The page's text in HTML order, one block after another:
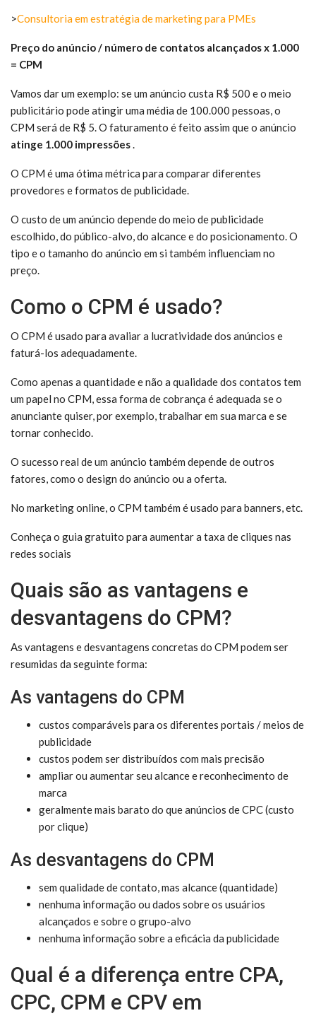
>Consultoria em estratégia de marketing para PMEs
Preço do anúncio / número de contatos alcançados x 1.000
= CPM
Vamos dar um exemplo: se um anúncio custa R$ 500 e o meio
publicitário pode atingir uma média de 100.000 pessoas, o
CPM será de R$ 5. O faturamento é feito assim que o anúncio
atinge 1.000 impressões.
O CPM é uma ótima métrica para comparar diferentes
provedores e formatos de publicidade.
O custo de um anúncio depende do meio de publicidade
escolhido, do público-alvo, do alcance e do posicionamento. O
tipo e o tamanho do anúncio em si também influenciam no
preço.
Como o CPM é usado?
O CPM é usado para avaliar a lucratividade dos anúncios e
faturá-los adequadamente.
Como apenas a quantidade e não a qualidade dos contatos tem
um papel no CPM, essa forma de cobrança é adequada se o
anunciante quiser, por exemplo, trabalhar em sua marca e se
tornar conhecido.
O sucesso real de um anúncio também depende de outros
fatores, como o design do anúncio ou a oferta.
No marketing online, o CPM também é usado para banners, etc.
Conheça o guia gratuito para aumentar a taxa de cliques nas
redes sociais
Quais são as vantagens e
desvantagens do CPM?
As vantagens e desvantagens concretas do CPM podem ser
resumidas da seguinte forma:
As vantagens do CPM
custos comparáveis ​​para os diferentes portais / meios de
publicidade
custos podem ser distribuídos com mais precisão
ampliar ou aumentar seu alcance e reconhecimento de
marca
geralmente mais barato do que anúncios de CPC (custo
por clique)
As desvantagens do CPM
sem qualidade de contato, mas alcance (quantidade)
nenhuma informação ou dados sobre os usuários
alcançados e sobre o grupo-alvo
nenhuma informação sobre a eficácia da publicidade
Qual é a diferença entre CPA,
CPC, CPM e CPV em